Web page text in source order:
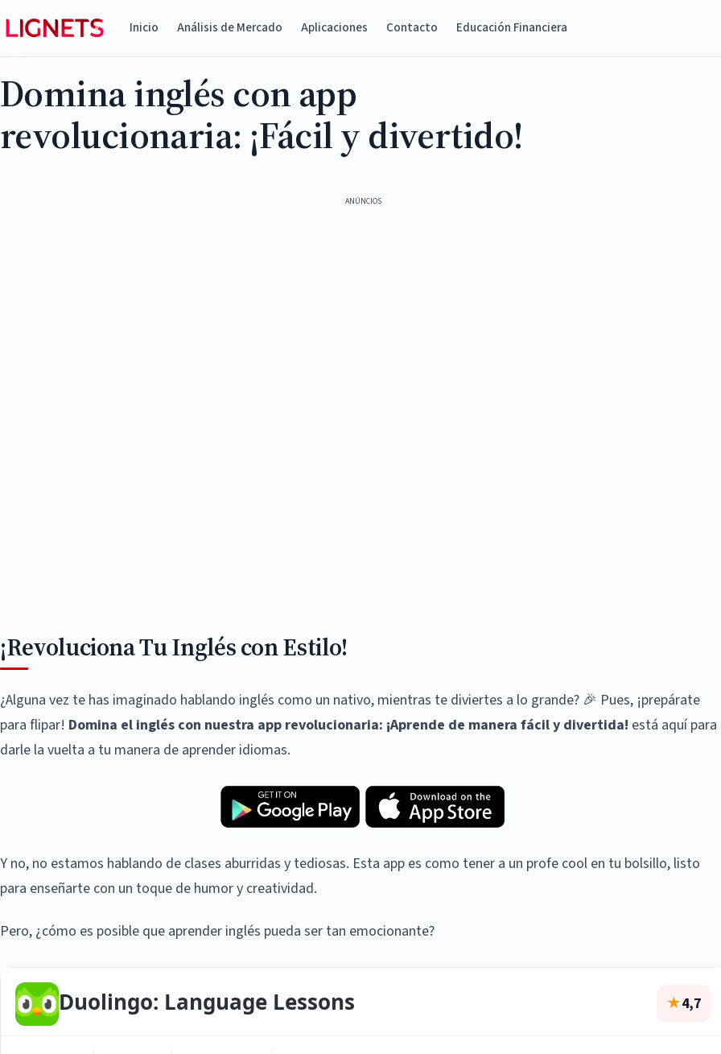
Inicio Análisis de Mercado Aplicaciones Contacto Educación Financiera
Domina inglés con app
revolucionaria: ¡Fácil y divertido!
ANÚNCIOS
¡Revoluciona Tu Inglés con Estilo!
¿Alguna vez te has imaginado hablando inglés como un nativo, mientras te diviertes a lo grande? 🎉 Pues, ¡prepárate
para flipar! Domina el inglés con nuestra app revolucionaria: ¡Aprende de manera fácil y divertida! está aquí para
darle la vuelta a tu manera de aprender idiomas.
Y no, no estamos hablando de clases aburridas y tediosas. Esta app es como tener a un profe cool en tu bolsillo, listo
para enseñarte con un toque de humor y creatividad.
Pero, ¿cómo es posible que aprender inglés pueda ser tan emocionante?
Duolingo: Language Lessons ★4,7